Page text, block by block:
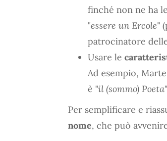
finché non ne ha
"essere un Ercole"
patrocinatore
Usare le
Ad esempio,
è "il (sommo) Poeta
Per semplificare e
nome, che può